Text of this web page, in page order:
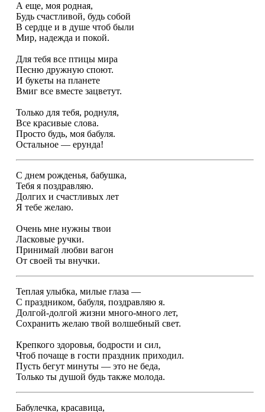
А еще, моя родная,
Будь счастливой, будь собой
В сердце и в душе чтоб были
Мир, надежда и покой.
Для тебя все птицы мира
Песню дружную споют.
И букеты на планете
Вмиг все вместе зацветут.
Только для тебя, роднуля,
Все красивые слова.
Просто будь, моя бабуля.
Остальное — ерунда!
С днем рожденья, бабушка,
Тебя я поздравляю.
Долгих и счастливых лет
Я тебе желаю.
Очень мне нужны твои
Ласковые ручки.
Принимай любви вагон
От своей ты внучки.
Теплая улыбка, милые глаза —
С праздником, бабуля, поздравляю я.
Долгой-долгой жизни много-много лет,
Сохранить желаю твой волшебный свет.
Крепкого здоровья, бодрости и сил,
Чтоб почаще в гости праздник приходил.
Пусть бегут минуты — это не беда,
Только ты душой будь также молода.
Бабулечка, красавица,